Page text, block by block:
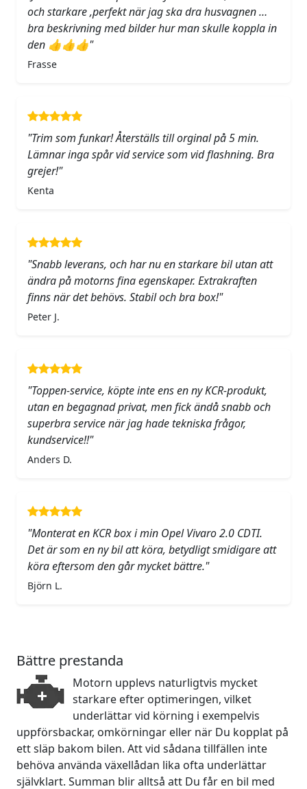
och starkare ,perfekt när jag ska dra husvagnen …
bra beskrivning med bilder hur man skulle koppla in
den 👍👍👍"
Frasse
"Trim som funkar! Återställs till orginal på 5 min.
Lämnar inga spår vid service som vid flashning. Bra
grejer!"
Kenta
"Snabb leverans, och har nu en starkare bil utan att
ändra på motorns fina egenskaper. Extrakraften
finns när det behövs. Stabil och bra box!"
Peter J.
"Toppen-service, köpte inte ens en ny KCR-produkt,
utan en begagnad privat, men fick ändå snabb och
superbra service när jag hade tekniska frågor,
kundservice!!"
Anders D.
"Monterat en KCR box i min Opel Vivaro 2.0 CDTI.
Det är som en ny bil att köra, betydligt smidigare att
köra eftersom den går mycket bättre."
Björn L.
Bättre prestanda
Motorn upplevs naturligtvis mycket
starkare efter optimeringen, vilket
underlättar vid körning i exempelvis
uppförsbackar, omkörningar eller när Du kopplat på
ett släp bakom bilen. Att vid sådana tillfällen inte
behöva använda växellådan lika ofta underlättar
självklart. Summan blir alltså att Du får en bil med